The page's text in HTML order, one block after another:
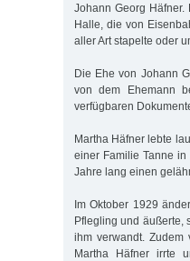
Johann Georg
Halle, die von
aller Art stapelte oder
Die Ehe von Johann
von dem Ehemann
verfügbaren
Martha Häfner lebte
einer Familie Tanne
Jahre lang einen
Im Oktober 1929
Pflegling und äußerte,
ihm verwandt. Zudem
Martha Häfner irrte